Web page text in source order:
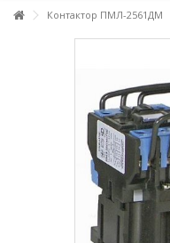
Контактор ПМЛ-2561ДМ